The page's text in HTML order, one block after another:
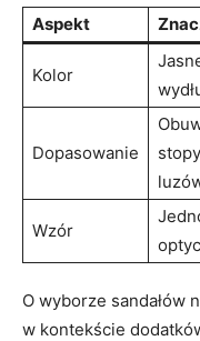
Aspekt
Kolor
Dopasowanie
Wzór
O wyborze sandałów
w kontekście